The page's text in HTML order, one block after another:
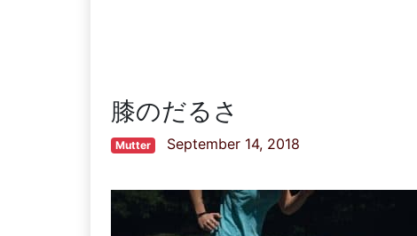
膝のだるさ
Mutter September 14, 2018